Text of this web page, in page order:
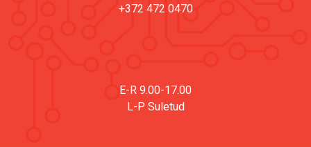
+372 472 0470
E-R 9.00-17.00
L-P Suletud